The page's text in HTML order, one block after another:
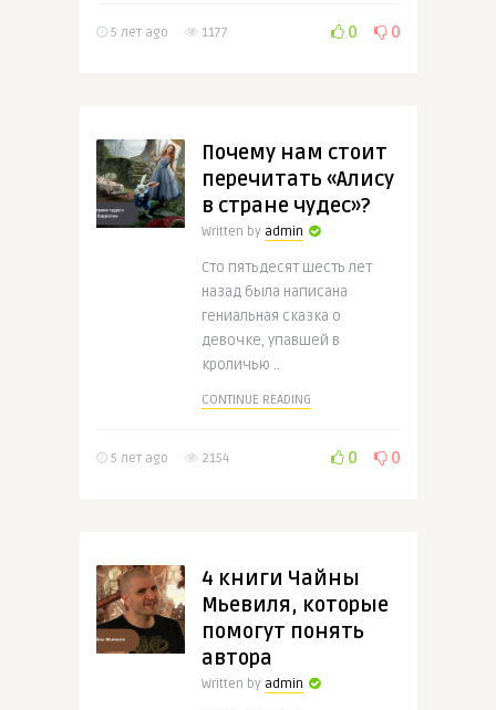
5 лет ago 1177 0 0
Почему нам стоит
перечитать «Алису
в стране чудес»?
Written by admin
Сто пятьдесят шесть лет
назад была написана
гениальная сказка о
девочке, упавшей в
кроличью ..
CONTINUE READING
5 лет ago 2154 0 0
4 книги Чайны
Мьевиля, которые
помогут понять
автора
Written by admin